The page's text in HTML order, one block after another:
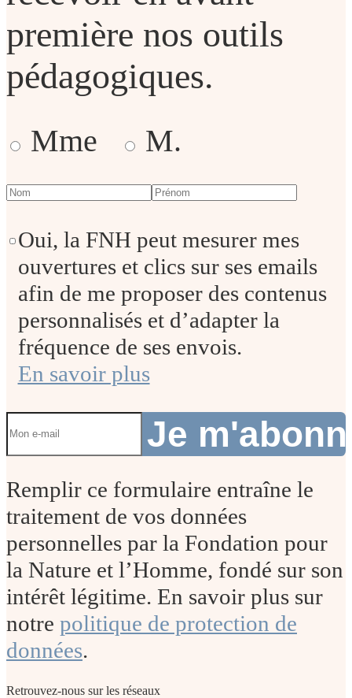
première nos outils
pédagogiques.
Mme M.
Oui, la FNH peut mesurer mes
ouvertures et clics sur ses emails
afin de me proposer des contenus
personnalisés et d’adapter la
fréquence de ses envois.
En savoir plus
Je
Remplir ce formulaire entraîne le
traitement de vos données
personnelles par la Fondation pour
la Nature et l’Homme, fondé sur son
intérêt légitime. En savoir plus sur
notre politique de protection de
données.
Retrouvez-nous sur les réseaux